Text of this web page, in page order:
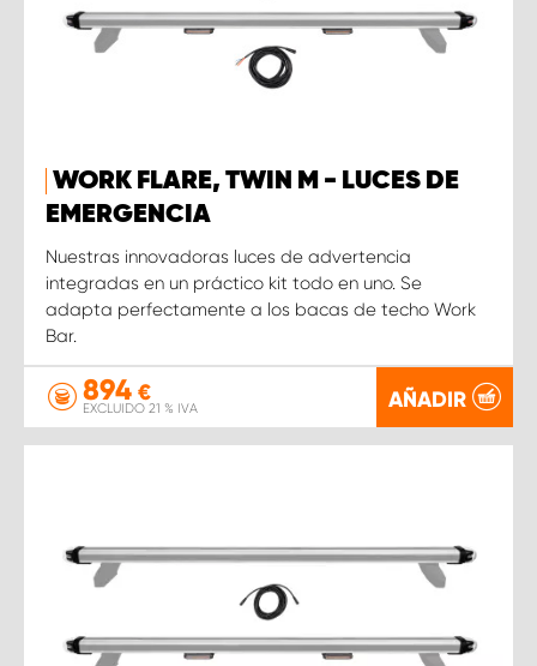
WORK FLARE, TWIN M - LUCES DE
EMERGENCIA
Nuestras innovadoras luces de advertencia
integradas en un práctico kit todo en uno. Se
adapta perfectamente a los bacas de techo Work
Bar.
894 €
EXCLUIDO 21 % IVA AÑADIR